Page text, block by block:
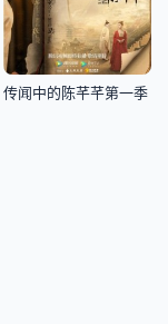
传闻中的陈芊芊第一季